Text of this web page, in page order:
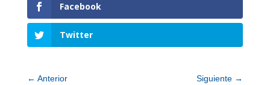
Facebook
Twitter
← Anterior Siguiente →